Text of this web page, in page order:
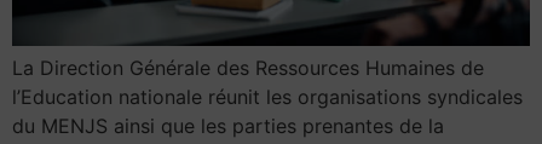
La Direction Générale des Ressources Humaines de
l’Education nationale réunit les organisations syndicales
du MENJS ainsi que les parties prenantes de la